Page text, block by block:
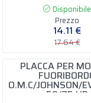
Disponibile
Prezzo
14.11 €
17.64 €
PLACCA PER
O.M.C/JOHNSON/
50/75 HP